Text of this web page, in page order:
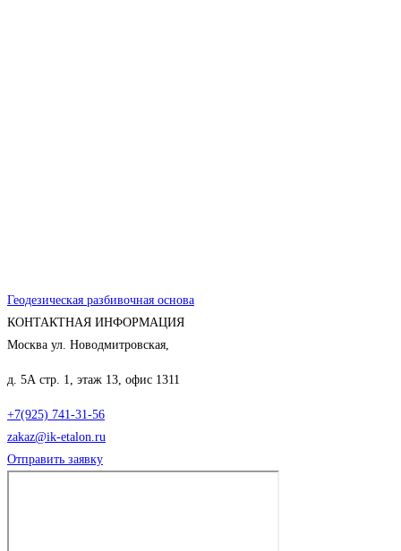
Геодезическая разбивочная основа
КОНТАКТНАЯ ИНФОРМАЦИЯ
Москва ул. Новодмитровская,
д. 5А стр. 1, этаж 13, офис 1311
+7(925) 741-31-56
zakaz@ik-etalon.ru
Отправить заявку